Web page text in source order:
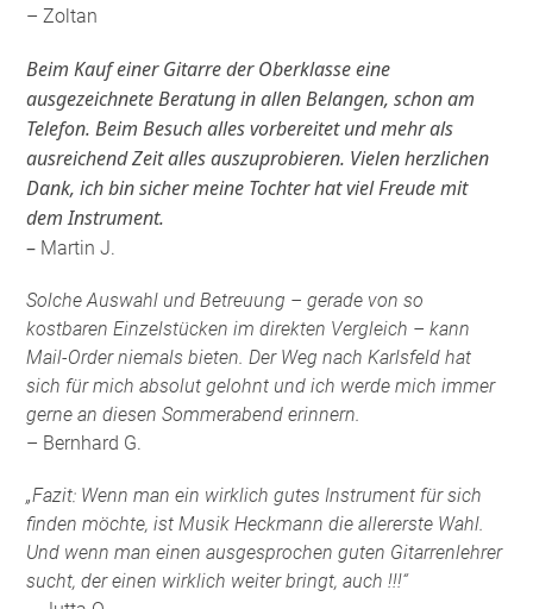
– Zoltan
Beim Kauf einer Gitarre der Oberklasse eine
ausgezeichnete Beratung in allen Belangen, schon am
Telefon. Beim Besuch alles vorbereitet und mehr als
ausreichend Zeit alles auszuprobieren. Vielen herzlichen
Dank, ich bin sicher meine Tochter hat viel Freude mit
dem Instrument.
– Martin J.
Solche Auswahl und Betreuung – gerade von so
kostbaren Einzelstücken im direkten Vergleich – kann
Mail-Order niemals bieten. Der Weg nach Karlsfeld hat
sich für mich absolut gelohnt und ich werde mich immer
gerne an diesen Sommerabend erinnern.
– Bernhard G.
„Fazit: Wenn man ein wirklich gutes Instrument für sich
finden möchte, ist Musik Heckmann die allererste Wahl.
Und wenn man einen ausgesprochen guten Gitarrenlehrer
sucht, der einen wirklich weiter bringt, auch !!!“